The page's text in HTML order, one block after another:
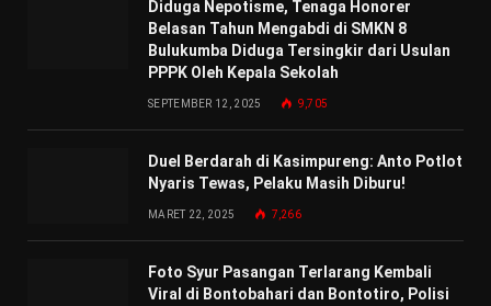
Diduga Nepotisme, Tenaga Honorer
Belasan Tahun Mengabdi di SMKN 8
Bulukumba Diduga Tersingkir dari Usulan
PPPK Oleh Kepala Sekolah
SEPTEMBER 12, 2025 9,705
Duel Berdarah di Kasimpureng: Anto Potlot
Nyaris Tewas, Pelaku Masih Diburu!
MARET 22, 2025 7,266
Foto Syur Pasangan Terlarang Kembali
Viral di Bontobahari dan Bontotiro, Polisi